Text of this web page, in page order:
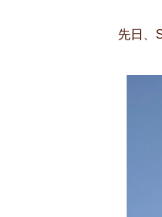
先日、